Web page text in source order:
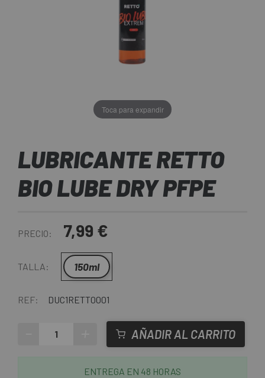
Toca para expandir
LUBRICANTE RETTO
BIO LUBE DRY PFPE
PRECIO: 7,99 €
TALLA: 150ml
REF: DUC1RETT0001
AÑADIR AL CARRITO
ENTREGA EN 48 HORAS